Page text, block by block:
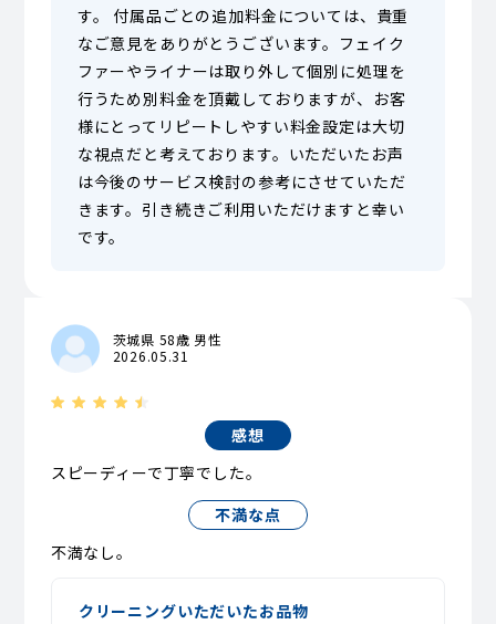
す。 付属品ごとの追加料金については、貴重
なご意見をありがとうございます。フェイク
ファーやライナーは取り外して個別に処理を
行うため別料金を頂戴しておりますが、お客
様にとってリピートしやすい料金設定は大切
な視点だと考えております。いただいたお声
は今後のサービス検討の参考にさせていただ
きます。引き続きご利用いただけますと幸い
です。
茨城県 58歳 男性
2026.05.31
感想
スピーディーで丁寧でした。
不満な点
不満なし。
クリーニングいただいたお品物